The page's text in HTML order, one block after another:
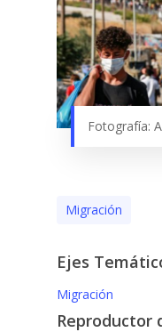
Fotografía:
Migración
Ejes
Migración
Reproductor